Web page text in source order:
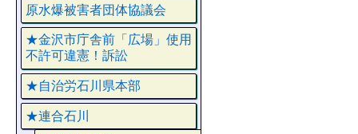
原水爆被害者団体協議会
★金沢市庁舎前「広場」使用
不許可違憲！訴訟
★自治労石川県本部
★連合石川